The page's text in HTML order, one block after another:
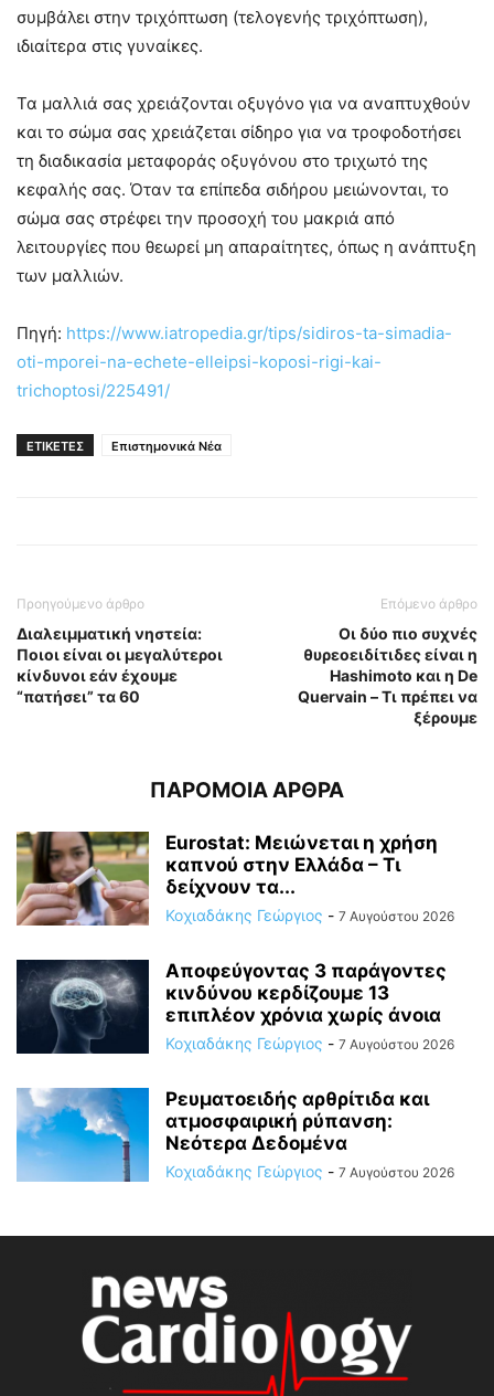
συμβάλει στην τριχόπτωση (τελογενής τριχόπτωση),
ιδιαίτερα στις γυναίκες.
Τα μαλλιά σας χρειάζονται οξυγόνο για να αναπτυχθούν
και το σώμα σας χρειάζεται σίδηρο για να τροφοδοτήσει
τη διαδικασία μεταφοράς οξυγόνου στο τριχωτό της
κεφαλής σας. Όταν τα επίπεδα σιδήρου μειώνονται, το
σώμα σας στρέφει την προσοχή του μακριά από
λειτουργίες που θεωρεί μη απαραίτητες, όπως η ανάπτυξη
των μαλλιών.
Πηγή: https://www.iatropedia.gr/tips/sidiros-ta-simadia-
oti-mporei-na-echete-elleipsi-koposi-rigi-kai-
trichoptosi/225491/
ΕΤΙΚΕΤΕΣ Επιστημονικά Νέα
Προηγούμενο άρθρο
Διαλειμματική νηστεία:
Ποιοι είναι οι μεγαλύτεροι
κίνδυνοι εάν έχουμε
“πατήσει” τα 60
Επόμενο άρθρο
Οι δύο πιο συχνές
θυρεοειδίτιδες είναι η
Hashimoto και η De
Quervain – Τι πρέπει να
ξέρουμε
ΠΑΡΟΜΟΙΑ ΑΡΘΡΑ
Eurostat: Μειώνεται η χρήση
καπνού στην Ελλάδα – Τι
δείχνουν τα...
Κοχιαδάκης Γεώργιος - 7 Αυγούστου 2026
Αποφεύγοντας 3 παράγοντες
κινδύνου κερδίζουμε 13
επιπλέον χρόνια χωρίς άνοια
Κοχιαδάκης Γεώργιος - 7 Αυγούστου 2026
Ρευματοειδής αρθρίτιδα και
ατμοσφαιρική ρύπανση:
Νεότερα Δεδομένα
Κοχιαδάκης Γεώργιος - 7 Αυγούστου 2026